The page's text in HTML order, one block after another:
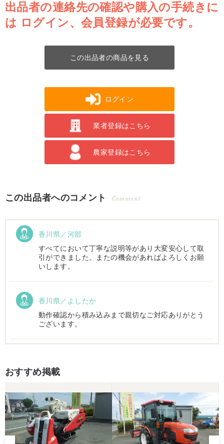
出品者の連絡先の確認や購入の手続きに
は ログイン、会員登録が必要です。
この出品者の商品を見る
ログイン
業者登録はこちら
農家登録はこちら
この出品者へのコメント Comment
香川県／河部
すべてにおいて丁寧な説明等があり大変安心して取
引ができました。またの機会があればよろしくお願
いします。
香川県／よしたか
動作確認から積み込みまで親切なご対応ありがとう
ございます。
リピート購入させて頂きました。 ありがとうござい
香川県／井上
とても良くしてもらいました。また購入したいと思
います。
おすすめ掲載